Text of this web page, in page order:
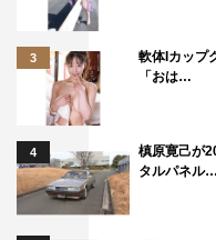
3
軟体Iカップ
「おは…
4
槙原寛己が
タルパネル…